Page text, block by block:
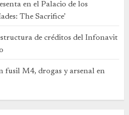
en el Palacio de los
The Sacrifice’
de créditos del Infonavit
fusil M4, drogas y arsenal en